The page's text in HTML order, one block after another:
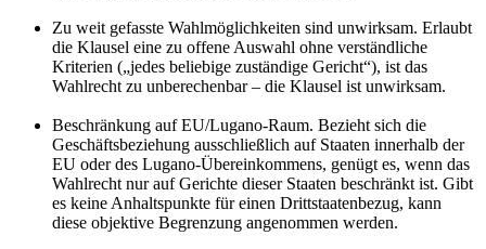
Zu weit gefasste Wahlmöglichkeiten sind unwirksam. Erlaubt
die Klausel eine zu offene Auswahl ohne verständliche
Kriterien („jedes beliebige zuständige Gericht“), ist das
Wahlrecht zu unberechenbar – die Klausel ist unwirksam.
Beschränkung auf EU/Lugano-Raum. Bezieht sich die
Geschäftsbeziehung ausschließlich auf Staaten innerhalb der
EU oder des Lugano-Übereinkommens, genügt es, wenn das
Wahlrecht nur auf Gerichte dieser Staaten beschränkt ist. Gibt
es keine Anhaltspunkte für einen Drittstaatenbezug, kann
diese objektive Begrenzung angenommen werden.